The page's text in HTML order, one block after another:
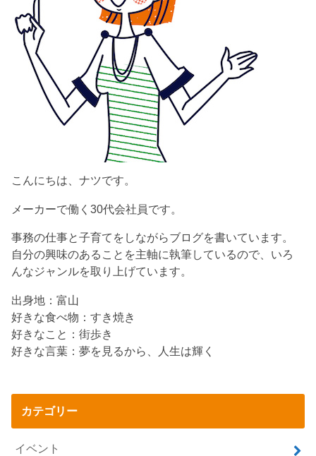
こんにちは、ナツです。
メーカーで働く30代会社員です。
事務の仕事と子育てをしながらブログを書いています。
自分の興味のあることを主軸に執筆しているので、いろ
んなジャンルを取り上げています。
出身地：富山
好きな食べ物：すき焼き
好きなこと：街歩き
好きな言葉：夢を見るから、人生は輝く
カテゴリー
イベント